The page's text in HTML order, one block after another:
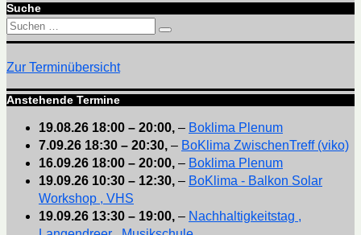
Suche
Suchen
nach:
Suchen
Zur Terminübersicht
Anstehende Termine
19.08.26 18:00 – 20:00, – Boklima Plenum
7.09.26 18:30 – 20:30, – BoKlima ZwischenTreff (viko)
16.09.26 18:00 – 20:00, – Boklima Plenum
19.09.26 10:30 – 12:30, – BoKlima - Balkon Solar
Workshop , VHS
19.09.26 13:30 – 19:00, – Nachhaltigkeitstag ,